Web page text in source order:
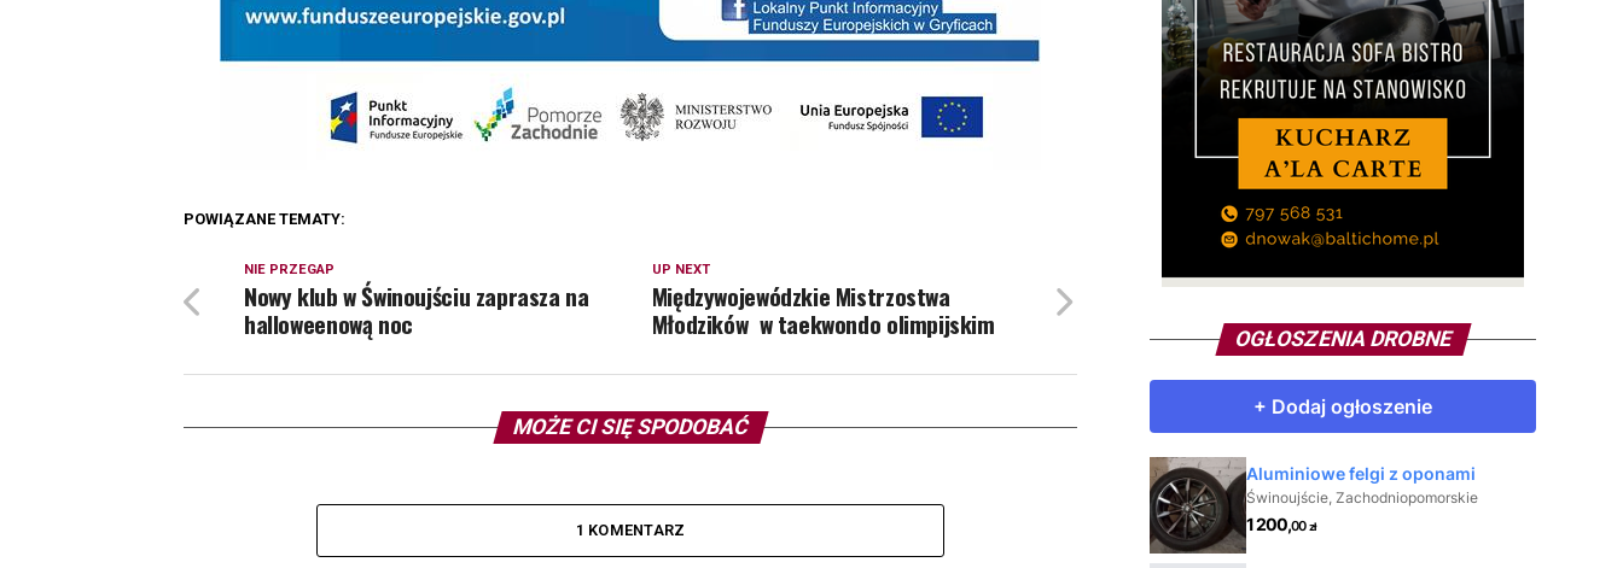
POWIĄZANE TEMATY:
UP NEXT
Międzywojewódzkie Mistrzostwa
Młodzików w taekwondo olimpijskim
NIE PRZEGAP
Nowy klub w Świnoujściu zaprasza na
halloweenową noc
MOŻE CI SIĘ SPODOBAĆ
1 KOMENTARZ
OGŁOSZENIA DROBNE